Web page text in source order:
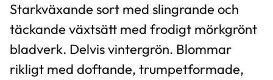
Starkväxande sort med slingrande och
täckande växtsätt med frodigt mörkgrönt
bladverk. Delvis vintergrön. Blommar
rikligt med doftande, trumpetformade,